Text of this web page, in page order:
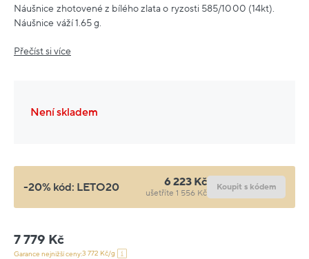
Náušnice zhotovené z bílého zlata o ryzosti 585/1000 (14kt).
Náušnice váží 1.65 g.
Přečíst si více
Není skladem
-20% kód: LETO20 6 223 Kč
ušetříte 1 556 Kč
Koupit s kódem
7 779 Kč
Garance nejnižší ceny:3 772 Kč/g